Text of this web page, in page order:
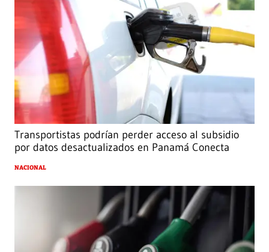
Transportistas podrían perder acceso al subsidio
por datos desactualizados en Panamá Conecta
NACIONAL